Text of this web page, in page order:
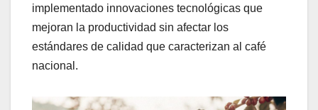
implementado innovaciones tecnológicas que
mejoran la productividad sin afectar los
estándares de calidad que caracterizan al café
nacional.